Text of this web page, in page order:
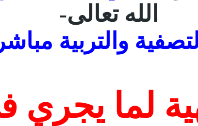
الله تعالى-
والتربية مباشر
لما يجري